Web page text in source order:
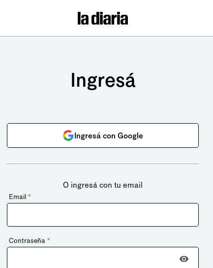
Ingresá
Ingresá con Google
O ingresá con tu email
Email *
Contraseña *